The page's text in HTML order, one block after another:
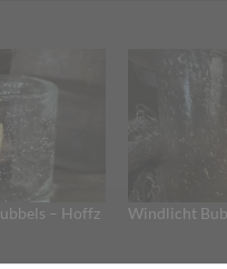
– Hoffz Windlicht